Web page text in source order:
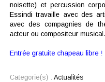
noisette) et percussion
Essindi travaille avec des
avec des compagnies de
acteur ou compositeur musical.
Entrée gratuite chapeau libre !
Categorie(s) : Actualités